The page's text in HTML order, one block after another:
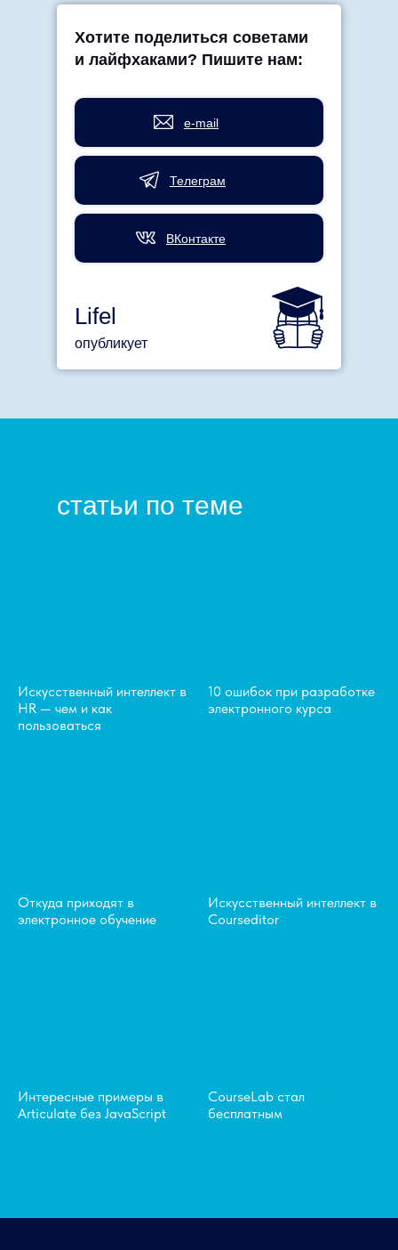
Хотите поделиться советами
и лайфхаками? Пишите нам:
Телеграм
ВКонтакте
Lifel
опубликует
e-mail
статьи по теме
Искусственный интеллект в
HR — чем и как
пользоваться
10 ошибок при разработке
электронного курса
Откуда приходят в
электронное обучение
Искусственный интеллект в
Courseditor
Интересные примеры в
Articulate без JavaScript
CourseLab стал
бесплатным